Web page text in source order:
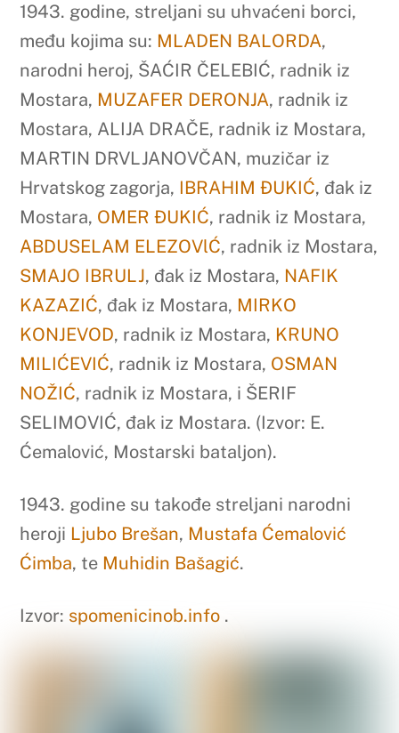
1943. godine, streljani su uhvaćeni borci,
među kojima su: MLADEN BALORDA,
narodni heroj, ŠAĆIR ČELEBIĆ, radnik iz
Mostara, MUZAFER DERONJA, radnik iz
Mostara, ALIJA DRAČE, radnik iz Mostara,
MARTIN DRVLJANOVČAN, muzičar iz
Hrvatskog zagorja, IBRAHIM ĐUKIĆ, đak iz
Mostara, OMER ĐUKIĆ, radnik iz Mostara,
ABDUSELAM ELEZOVlĆ, radnik iz Mostara,
SMAJO IBRULJ, đak iz Mostara, NAFIK
KAZAZIĆ, đak iz Mostara, MIRKO
KONJEVOD, radnik iz Mostara, KRUNO
MILIĆEVIĆ, radnik iz Mostara, OSMAN
NOŽIĆ, radnik iz Mostara, i ŠERIF
SELIMOVIĆ, đak iz Mostara. (Izvor: E.
Ćemalović, Mostarski bataljon).
1943. godine su takođe streljani narodni
heroji Ljubo Brešan, Mustafa Ćemalović
Ćimba, te Muhidin Bašagić.
Izvor: spomenicinob.info .